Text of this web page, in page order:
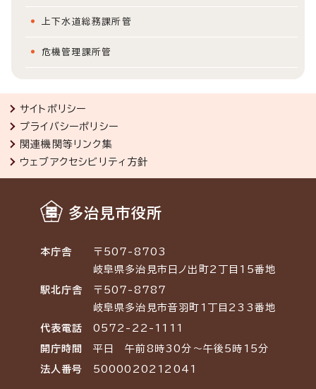
上下水道総務課所管
危機管理課所管
サイトポリシー
プライバシーポリシー
関連機関等リンク集
ウェブアクセシビリティ方針
多治見市役所
本庁舎
〒507-8703
岐阜県多治見市日ノ出町2丁目15番地
駅北庁舎
〒507-8787
岐阜県多治見市音羽町1丁目233番地
代表電話 0572-22-1111
開庁時間 平日 午前8時30分～午後5時15分
法人番号 5000020212041